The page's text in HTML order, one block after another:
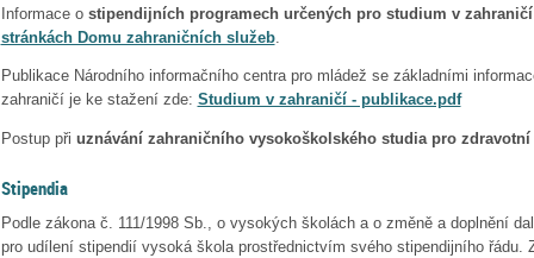
Informace o stipendijních programech určených pro studium v zahraničí
stránkách Domu zahraničních služeb.
Publikace Národního informačního centra pro mládež se základními
zahraničí je ke stažení zde: Studium v zahraničí - publikace.pdf
Postup při uznávání zahraničního vysokoškolského studia pro
Stipendia
Podle zákona č. 111/1998 Sb., o vysokých školách a o změně a doplnění
pro udílení stipendií vysoká škola prostřednictvím svého stipendijního řádu.